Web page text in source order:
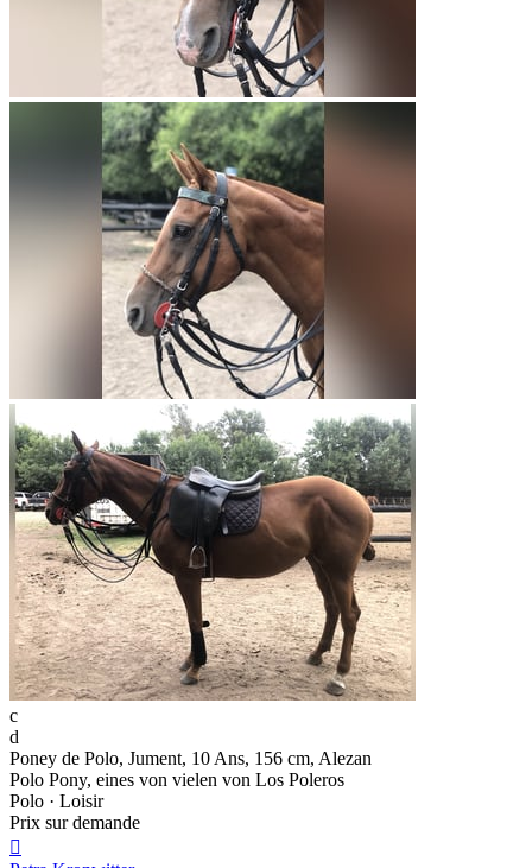
c
d
Poney de Polo, Jument, 10 Ans, 156 cm, Alezan
Polo Pony, eines von vielen von Los Poleros
Polo · Loisir
Prix sur demande
